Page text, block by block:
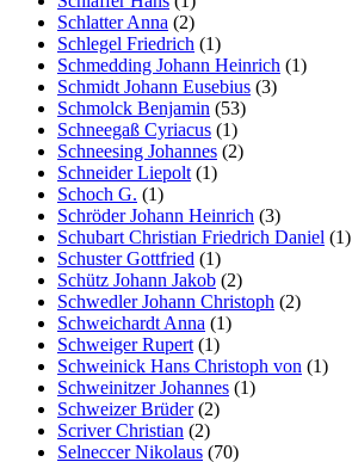
Schlatter Anna (2)
Schlegel Friedrich (1)
Schmedding Johann Heinrich (1)
Schmidt Johann Eusebius (3)
Schmolck Benjamin (53)
Schneegaß Cyriacus (1)
Schneesing Johannes (2)
Schneider Liepolt (1)
Schoch G. (1)
Schröder Johann Heinrich (3)
Schubart Christian Friedrich Daniel (1)
Schuster Gottfried (1)
Schütz Johann Jakob (2)
Schwedler Johann Christoph (2)
Schweichardt Anna (1)
Schweiger Rupert (1)
Schweinick Hans Christoph von (1)
Schweinitzer Johannes (1)
Schweizer Brüder(2)
Scriver Christian (2)
Selneccer Nikolaus (70)